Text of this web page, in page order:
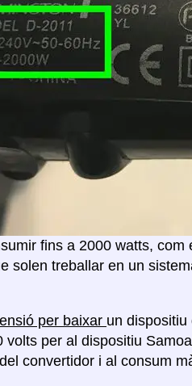
fins a 2000 watts,
solen treballar en un
per baixar un dispositiu
per al dispositiu
del convertidor i al consum